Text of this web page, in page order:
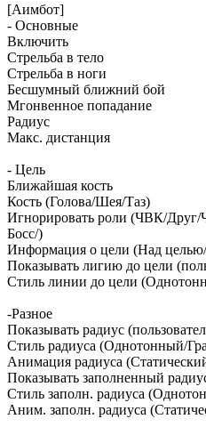
[Аимбот]
- Основные
Включить
Стрельба в тело
Стрельба в ноги
Бесшумный ближний бой
Мгонвенное попадание
Радиус
Макс. дистанция
- Цель
Ближайшая кость
Кость (Голова/Шея/Таз)
Игнорировать роли (ЧВК/Друг/
Босс/)
Информация о цели (Над
Показывать лигию до цели
Стиль линии до цели
-Разное
Показывать радиус
Стиль радиуса (Однотонный/
Анимация радиуса
Показывать заполненный
Стиль заполн. радиуса
Аним. заполн. радиуса